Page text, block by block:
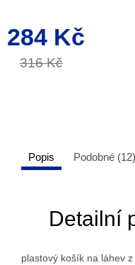
316 Kč
284 Kč
Měrná
cena:
Popis Podobné (12)
Detailní
plastový košík na láhev